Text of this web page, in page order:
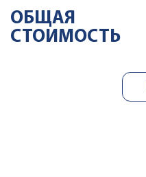
Цена
ОБЩАЯ
СТОИМОСТЬ